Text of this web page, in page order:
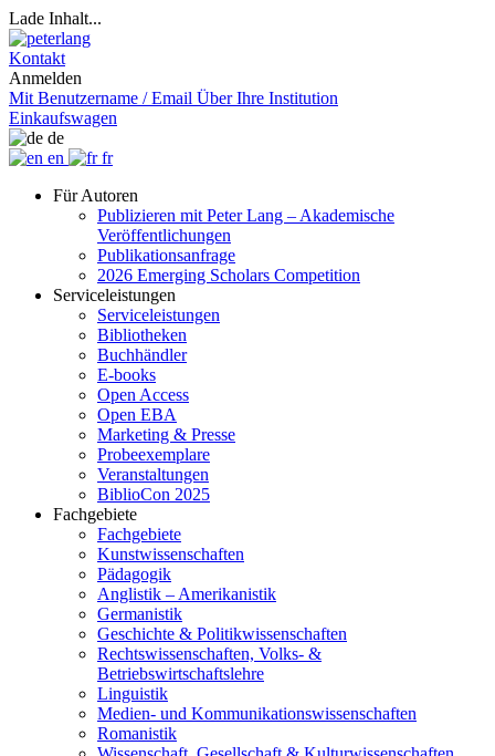
Lade Inhalt...
Kontakt
Anmelden
Mit Benutzername / Email Über Ihre Institution
Einkaufswagen
de
en
fr
Für Autoren
Publizieren mit Peter Lang – Akademische
Veröffentlichungen
Publikationsanfrage
2026 Emerging Scholars Competition
Serviceleistungen
Serviceleistungen
Bibliotheken
Buchhändler
E-books
Open Access
Open EBA
Marketing & Presse
Probeexemplare
Veranstaltungen
BiblioCon 2025
Fachgebiete
Fachgebiete
Kunstwissenschaften
Pädagogik
Anglistik – Amerikanistik
Germanistik
Geschichte & Politikwissenschaften
Rechtswissenschaften, Volks- &
Betriebswirtschaftslehre
Linguistik
Medien- und Kommunikationswissenschaften
Romanistik